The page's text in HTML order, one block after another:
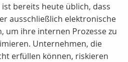
bereits heute üblich, dass
ausschließlich elektronische
um ihre internen Prozesse zu
Unternehmen, die
erfüllen können, riskieren